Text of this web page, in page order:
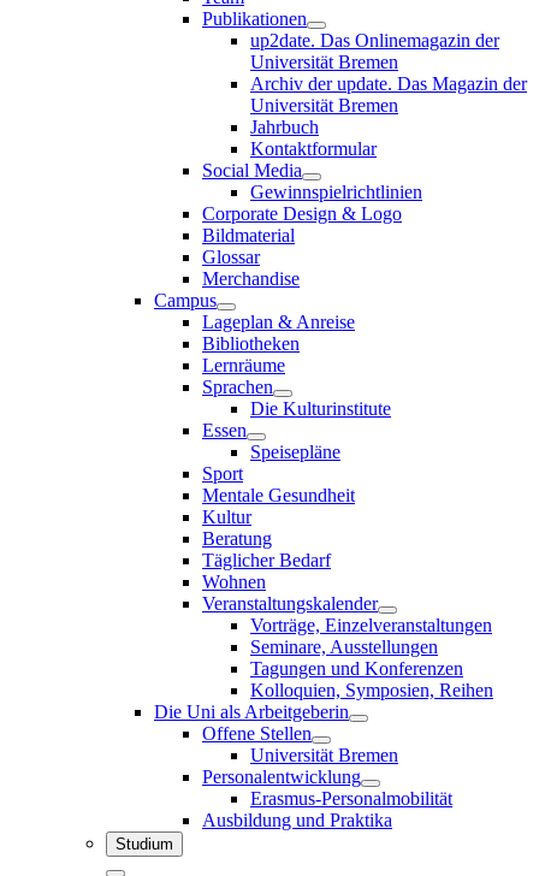
Publikationen
up2date. Das Onlinemagazin der
Universität Bremen
Archiv der update. Das Magazin der
Universität Bremen
Jahrbuch
Kontaktformular
Social Media
Gewinnspielrichtlinien
Corporate Design & Logo
Bildmaterial
Glossar
Merchandise
Campus
Lageplan & Anreise
Bibliotheken
Lernräume
Sprachen
Die Kulturinstitute
Essen
Speisepläne
Sport
Mentale Gesundheit
Kultur
Beratung
Täglicher Bedarf
Wohnen
Veranstaltungskalender
Vorträge, Einzelveranstaltungen
Seminare, Ausstellungen
Tagungen und Konferenzen
Kolloquien, Symposien, Reihen
Die Uni als Arbeitgeberin
Offene Stellen
Universität Bremen
Personalentwicklung
Erasmus-Personalmobilität
Ausbildung und Praktika
Studium